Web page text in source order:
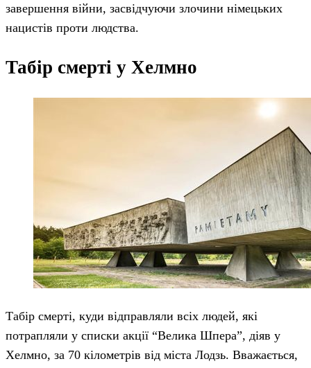
завершення війни, засвідчуючи злочини німецьких
нацистів проти людства.
Табір смерті у Хелмно
Табір смерті, куди відправляли всіх людей, які
потрапляли у списки акції “Велика Шпера”, діяв у
Хелмно, за 70 кілометрів від міста Лодзь. Вважається,